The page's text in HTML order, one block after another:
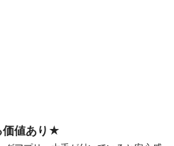
価値あり★